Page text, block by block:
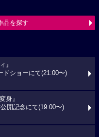
品を探す
』
ドショーにて(21:00〜)
身』
開記念にて(19:00〜)